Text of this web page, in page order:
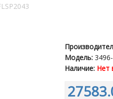
Модель:
Наличие: Нет